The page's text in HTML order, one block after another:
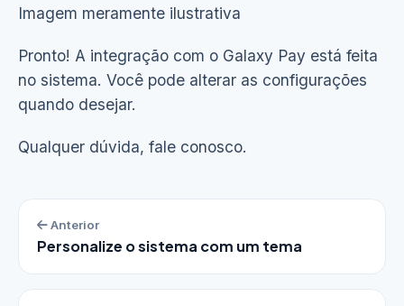
Imagem meramente ilustrativa
Pronto! A integração com o Galaxy Pay está feita
no sistema. Você pode alterar as configurações
quando desejar.
Qualquer dúvida, fale conosco.
Anterior
Personalize o sistema com um tema